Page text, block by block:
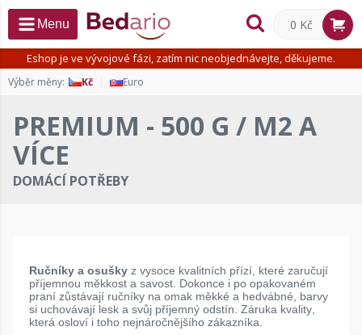
Eshop je ve vývojové fázi, zatím nic neobjednávejte, děkujeme.
Výběr měny: Kč Euro
Menu 0 Kč
PREMIUM - 500 G / M2 A
VÍCE
DOMÁCÍ POTŘEBY
Ručníky a osušky z vysoce kvalitních přízí, které zaručují
příjemnou měkkost a savost. Dokonce i po opakovaném
praní zůstávají ručníky na omak měkké a hedvábné, barvy
si uchovávají lesk a svůj příjemný odstín. Záruka kvality,
která osloví i toho nejnáročnějšího zákazníka.